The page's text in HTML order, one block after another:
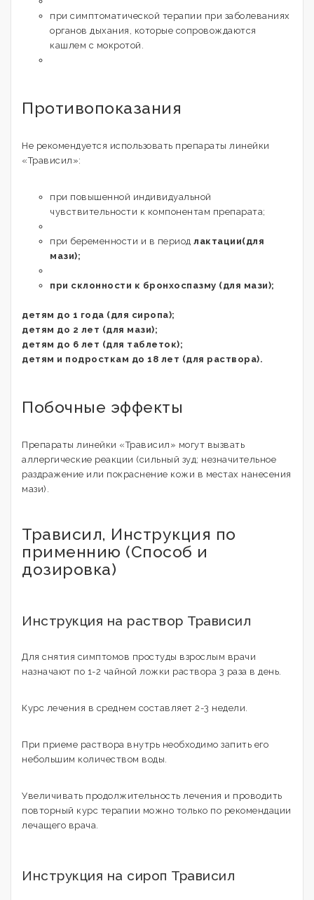
при симптоматической терапии при заболеваниях
органов дыхания, которые сопровождаются
кашлем с мокротой.
Противопоказания
Не рекомендуется использовать препараты линейки
«Трависил»:
при повышенной индивидуальной
чувствительности к компонентам препарата;
при беременности и в период лактации(для
мази);
при склонности к бронхоспазму (для мази);
детям до 1 года (для сиропа);
детям до 2 лет (для мази);
детям до 6 лет (для таблеток);
детям и подросткам до 18 лет (для раствора).
Побочные эффекты
Препараты линейки «Трависил» могут вызвать
аллергические реакции (сильный зуд; незначительное
раздражение или покраснение кожи в местах нанесения
мази).
Трависил, Инструкция по
применнию (Способ и
дозировка)
Инструкция на раствор Трависил
Для снятия симптомов простуды взрослым врачи
назначают по 1-2 чайной ложки раствора 3 раза в день.
Курс лечения в среднем составляет 2-3 недели.
При приеме раствора внутрь необходимо запить его
небольшим количеством воды.
Увеличивать продолжительность лечения и проводить
повторный курс терапии можно только по рекомендации
лечащего врача.
Инструкция на сироп Трависил